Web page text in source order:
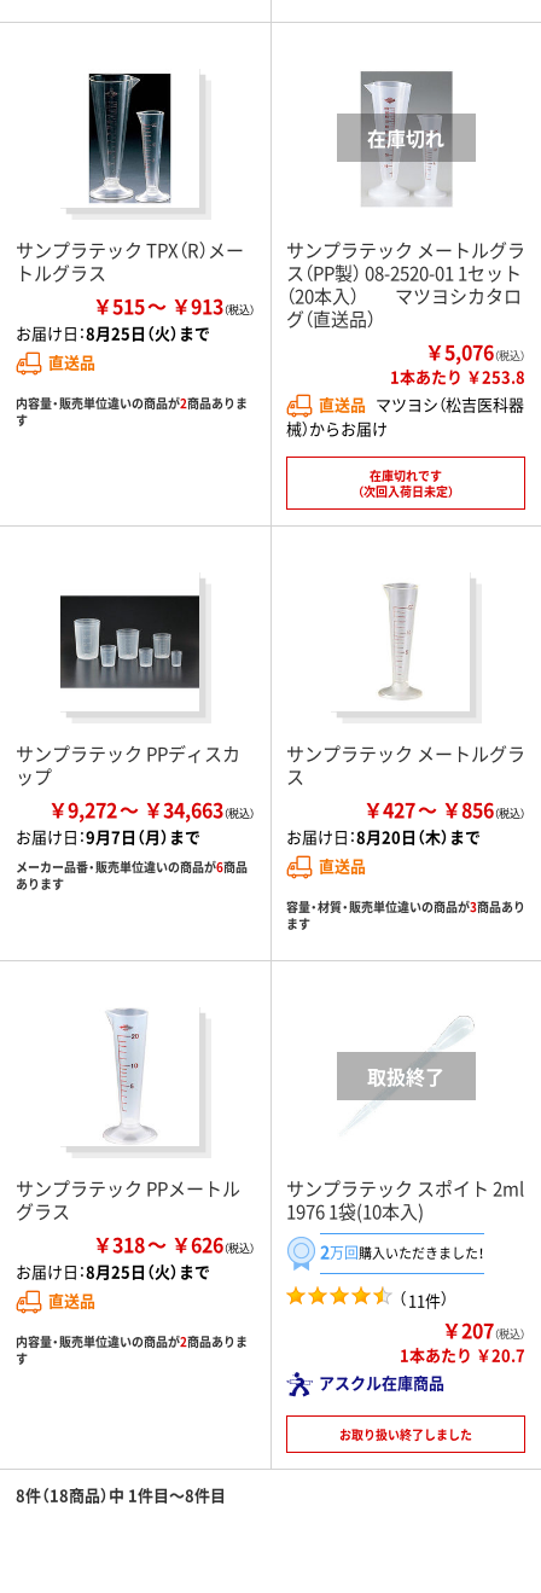
サンプラテック TPX（R）メー
トルグラス
￥515 ￥913
お届け日：8月25日（火）まで
直送品
内容量・販売単位違いの商品が2商品ありま
す
サンプラテック メートルグラ
ス（PP製） 08-2520-01 1セット
（20本入） マツヨシカタロ
グ（直送品）
￥5,076（税込）
1本あたり ￥253.8
直送品 マツヨシ（松吉医科器
械）からお届け
在庫切れです
（次回入荷日未定）
サンプラテック PPディスカ
ップ
￥9,272 ￥34,663
お届け日：9月7日（月）まで
メーカー品番・販売単位違いの商品が6商品
あります
サンプラテック メートルグラ
ス
￥427 ￥856
お届け日：8月20日（木）まで
直送品
容量・材質・販売単位違いの商品が3商品あり
ます
サンプラテック PPメートル
グラス
￥318 ￥626
お届け日：8月25日（火）まで
直送品
内容量・販売単位違いの商品が2商品ありま
す
サンプラテック スポイト 2ml
1976 1袋(10本入)
2万回購入いただきました！
（11件）
￥207（税込）
1本あたり ￥20.7
アスクル在庫商品
お取り扱い終了しました
8件（18商品）中 1件目～8件目